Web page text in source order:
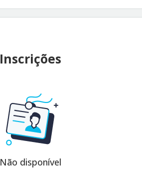
Inscrições
Não disponível